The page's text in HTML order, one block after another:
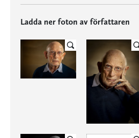
Ladda ner foton av författaren